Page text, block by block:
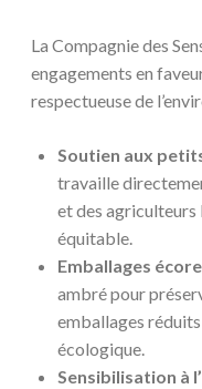
La Compagnie des
engagements en
respectueuse de
Soutien aux
travaille
et des
équitable.
Emballages
ambré pour
emballages
écologique.
Sensibilisation à